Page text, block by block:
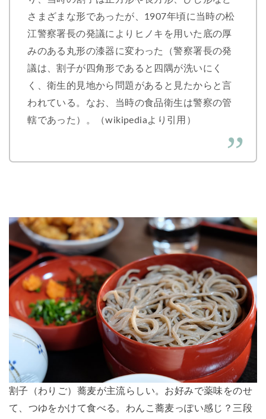
さまざまな形であったが、1907年頃に当時の松
江警察署長の発議によりヒノキを用いた底の厚
みのある丸形の漆器に変わった（警察署長の発
議は、割子が四角形であると四隅が洗いにく
く、衛生的見地から問題があると見たからと言
われている。なお、当時の食品衛生は警察の管
轄であった）。（wikipediaより引用）
割子（わりご）蕎麦が主流らしい。お好みで薬味をのせ
て、つゆをかけて食べる。わんこ蕎麦っぽい感じ？三段